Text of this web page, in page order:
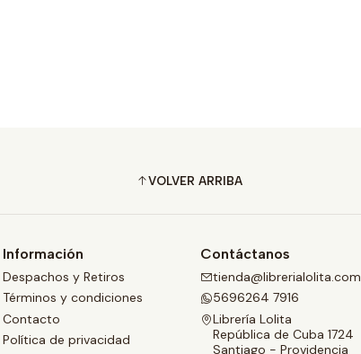
VOLVER ARRIBA
Información
Despachos y Retiros
Términos y condiciones
Contacto
Política de privacidad
Contáctanos
tienda@librerialolita.com
5696264 7916
Librería Lolita
República de Cuba 1724
Santiago - Providencia